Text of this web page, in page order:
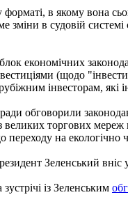
в якому вона
зміни в судовій
економічних
(щодо
інвесторам, які
обговорили
великих торгових
переходу на екологічно
Зеленський вніс
із Зеленським